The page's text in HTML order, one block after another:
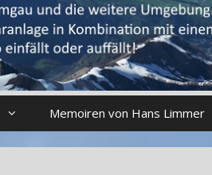
Memoiren von Hans Limmer